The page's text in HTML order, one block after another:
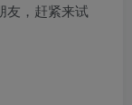
友，赶紧来试